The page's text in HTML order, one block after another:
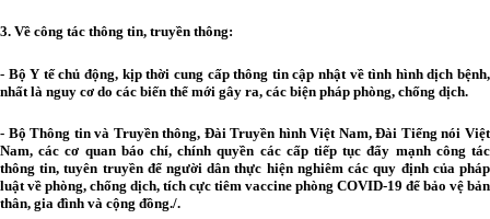
3. Về công tác thông tin, truyền thông:
- Bộ Y tế chủ động, kịp thời cung cấp thông tin cập nhật về tình hình dịch bệnh,
nhất là nguy cơ do các biến thể mới gây ra, các biện pháp phòng, chống dịch.
- Bộ Thông tin và Truyền thông, Đài Truyền hình Việt Nam, Đài Tiếng nói Việt
Nam, các cơ quan báo chí, chính quyền các cấp tiếp tục đẩy mạnh công tác
thông tin, tuyên truyền để người dân thực hiện nghiêm các quy định của pháp
luật về phòng, chống dịch, tích cực tiêm vaccine phòng COVID-19 để bảo vệ bản
thân, gia đình và cộng đồng./.